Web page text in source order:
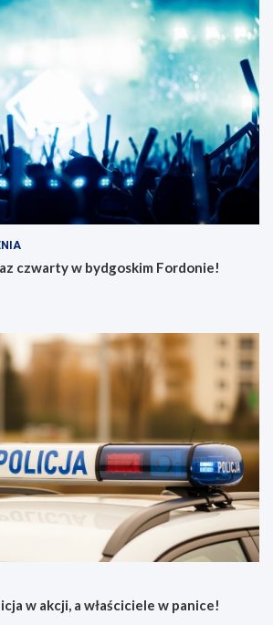
czwarty w bydgoskim Fordonie!
w akcji, a właściciele w panice!